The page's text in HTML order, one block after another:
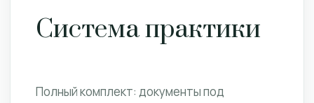
Система практики
Полный комплект: документы под